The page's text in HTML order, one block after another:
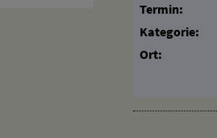
Termin:
Kategorie:
Ort: